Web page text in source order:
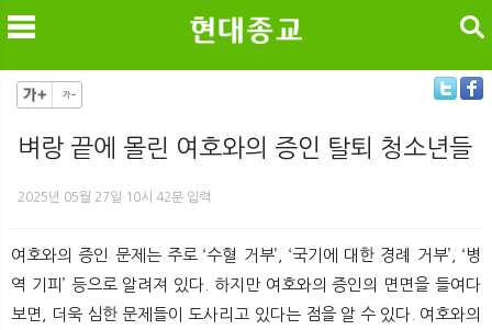
검색
벼랑 끝에 몰린 여호와의 증인 탈퇴 청소년들
2025년 05월 27일 10시 42분 입력
여호와의 증인 문제는 주로 ‘수혈 거부’, ‘국기에 대한 경례 거부’, ‘병
역 기피’ 등으로 알려져 있다. 하지만 여호와의 증인의 면면을 들여다
보면, 더욱 심한 문제들이 도사리고 있다는 점을 알 수 있다. 여호와의